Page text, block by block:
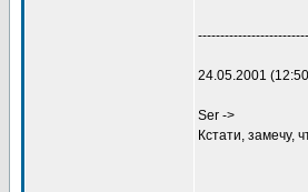
24.05.2001
Ser ->
Кстати, замечу,